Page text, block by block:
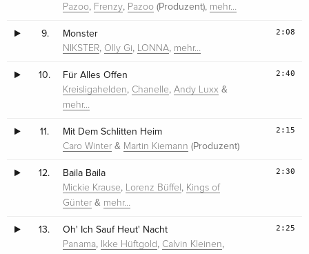
Pazoo, Frenzy, Pazoo (Produzent), mehr…
9. Monster
NIKSTER, Olly Gi, LONNA, mehr…
2:08
10. Für Alles Offen
Kreisligahelden, Chanelle,Andy Luxx &
mehr…
2:40
11. Mit Dem Schlitten Heim
Caro Winter & Martin Kiemann (Produzent)
2:15
12. Baila Baila
Mickie Krause, Lorenz Büffel , Kings of
Günter & mehr…
2:30
13. Oh' Ich Sauf Heut' Nacht
Panama, Ikke Hüftgold , Calvin Kleinen,
2:25